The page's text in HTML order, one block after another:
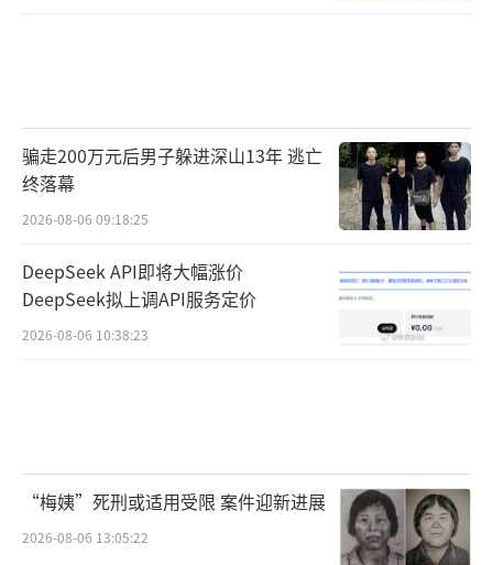
骗走200万元后男子躲进深山13年 逃亡
终落幕
2026-08-06 09:18:25
DeepSeek API即将大幅涨价
DeepSeek拟上调API服务定价
2026-08-06 10:38:23
“梅姨”死刑或适用受限 案件迎新进展
2026-08-06 13:05:22